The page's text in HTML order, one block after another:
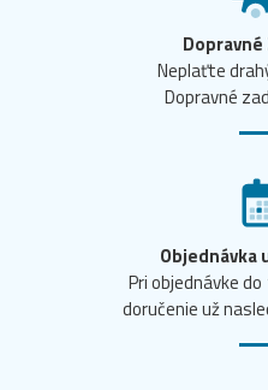
Dopravné
Neplaťte
Dopravné
Objednávka
Pri objednávke
doručenie už